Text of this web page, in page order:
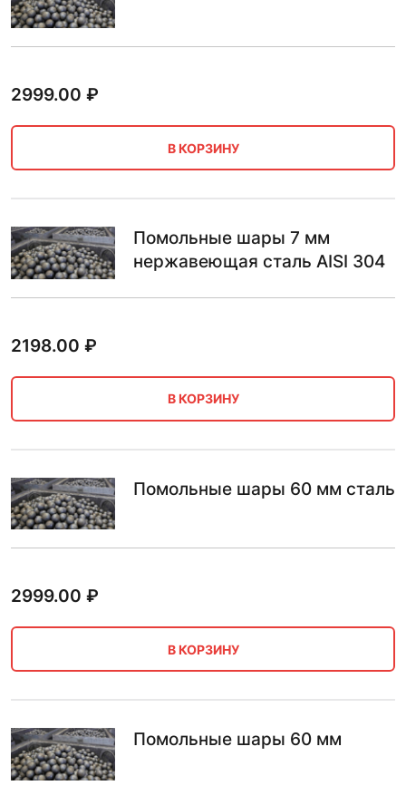
2999.00 ₽
В КОРЗИНУ
Помольные шары 7 мм
нержавеющая сталь AISI 304
2198.00 ₽
В КОРЗИНУ
Помольные шары 60 мм сталь
2999.00 ₽
В КОРЗИНУ
Помольные шары 60 мм